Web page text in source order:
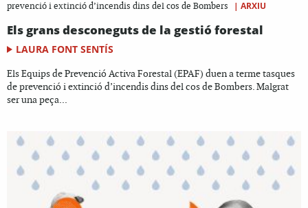
prevenció i extinció d’incendis dins del cos de Bombers
| ARXIU
Els grans desconeguts de la gestió forestal
LAURA FONT SENTÍS
Els Equips de Prevenció Activa Forestal (EPAF) duen a terme tasques
de prevenció i extinció d’incendis dins del cos de Bombers. Malgrat
ser una peça...